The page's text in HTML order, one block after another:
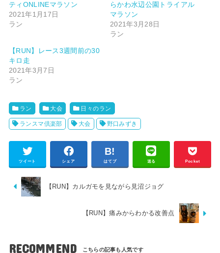
ティONLINEマラソン
2021年1月17日
ラン
らかわ水辺公園トライアル
マラソン
2021年3月28日
ラン
【RUN】レース3週間前の30
キロ走
2021年3月7日
ラン
ラン 大会 日々のラン
ランスマ倶楽部 大会 野口みずき
ツイート シェア はてブ 送る Pocket
【RUN】カルガモを見ながら見沼ジョグ
【RUN】痛みからわかる改善点
RECOMMEND